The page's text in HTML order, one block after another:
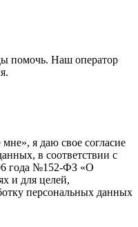
помочь. Наш оператор
я даю свое согласие
в соответствии с
года №152-ФЗ «О
и для целей,
персональных данных